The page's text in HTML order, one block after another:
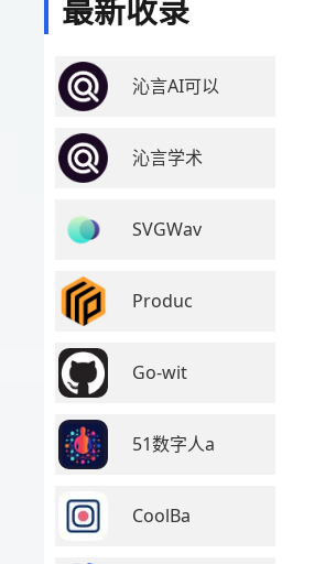
最新收录
沁言AI可以
沁言学术
SVGWav
Produc
Go-wit
51数字人a
CoolBa